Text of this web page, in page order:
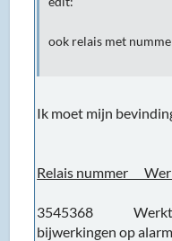
ook relais met
Ik moet mijn
Relais nummer
3545368 Werkt,
bijwerkingen op